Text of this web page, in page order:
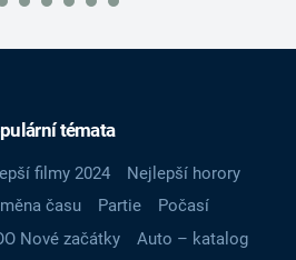
témata
filmy 2024
Nejlepší horory
času Partie
Počasí
Nové začátky
Auto – katalog